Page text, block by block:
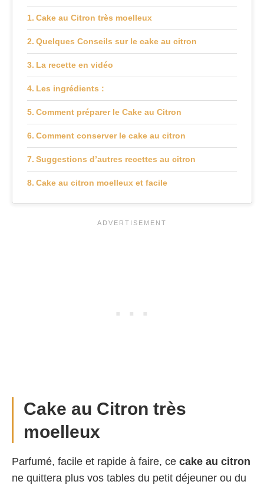
Cake au Citron très moelleux
Quelques Conseils sur le cake au citron
La recette en vidéo
Les ingrédients :
Comment préparer le Cake au Citron
Comment conserver le cake au citron
Suggestions d’autres recettes au citron
Cake au citron moelleux et facile
Cake au Citron très
moelleux
Parfumé, facile et rapide à faire, ce cake au citron
ne quittera plus vos tables du petit déjeuner ou du